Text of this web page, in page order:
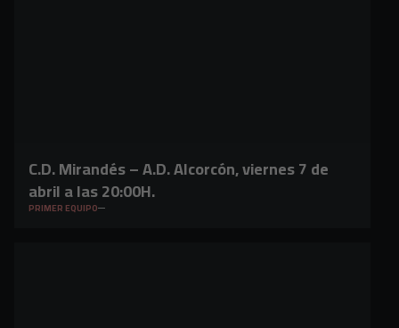
C.D. Mirandés – A.D. Alcorcón, viernes 7 de
abril a las 20:00H.
PRIMER EQUIPO